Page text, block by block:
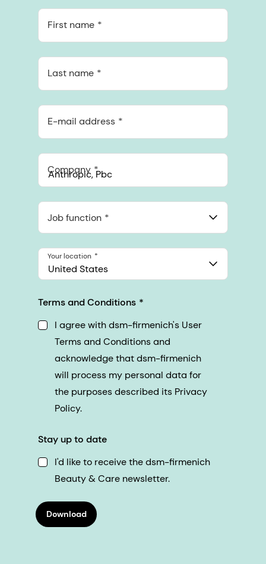
First name
Last name
E-mail address
Company
548 Market St Pmb 90375, San Francisco, California, US
Job function
United States
Your location
Terms and Conditions
I agree with dsm-firmenich's User
Terms and Conditions and
acknowledge that dsm-firmenich
will process my personal data for
the purposes described its Privacy
Policy.
Stay up to date
I'd like to receive the dsm-firmenich
Beauty & Care newsletter.
Download